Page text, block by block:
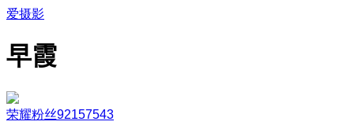
爱摄影
早霞
荣耀粉丝92157543